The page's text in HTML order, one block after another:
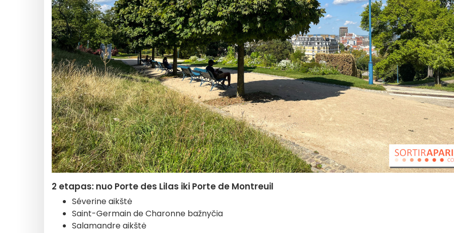
2 etapas: nuo Porte des Lilas iki Porte de Montreuil
Séverine aikštė
Saint-Germain de Charonne bažnyčia
Salamandre aikštė